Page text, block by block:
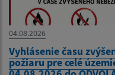
04.08.2026
Vyhlásenie času
požiaru pre celé